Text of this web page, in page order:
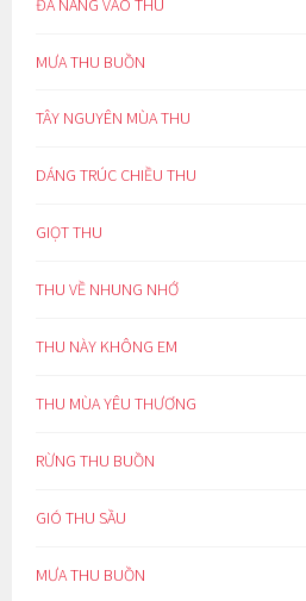
MƯA THU BUỒN
TÂY NGUYÊN MÙA THU
DÁNG TRÚC CHIỀU THU
GIỌT THU
THU VỀ NHUNG NHỚ
THU NÀY KHÔNG EM
THU MÙA YÊU THƯƠNG
RỪNG THU BUỒN
GIÓ THU SẦU
MƯA THU BUỒN